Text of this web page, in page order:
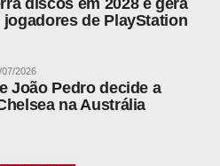
jogadores de PlayStation
07/2026
João Pedro decide a
na Austrália